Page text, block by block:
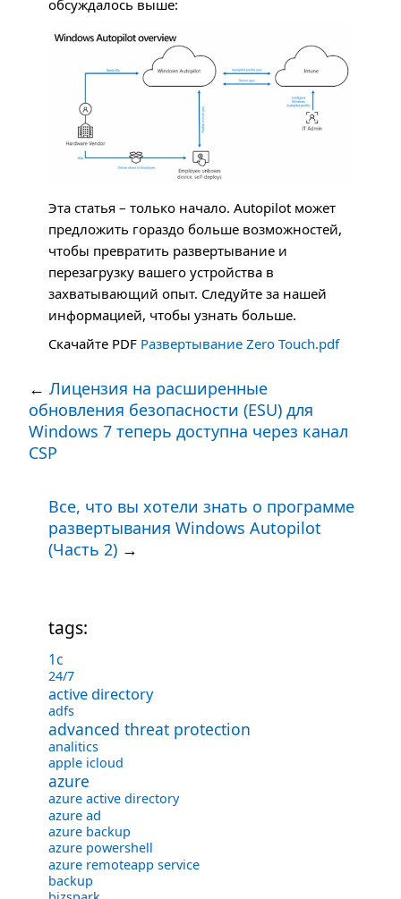
обсуждалось выше:
Эта статья – только начало. Autopilot может
предложить гораздо больше возможностей,
чтобы превратить развертывание и
перезагрузку вашего устройства в
захватывающий опыт. Следуйте за нашей
информацией, чтобы узнать больше.
Скачайте PDF Развертывание Zero Touch.pdf
←Лицензия на расширенные
обновления безопасности (ESU) для
Windows 7 теперь доступна через канал
CSP
Все, что вы хотели знать о программе
развертывания Windows Autopilot
(Часть 2)→
tags:
1с
24/7
active directory
adfs
advanced threat protection
analitics
apple icloud
azure
azure active directory
azure ad
azure backup
azure powershell
azure remoteapp service
backup